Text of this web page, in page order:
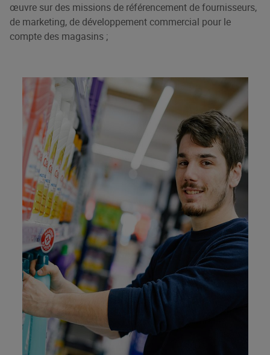
œuvre sur des missions de référencement de fournisseurs,
de marketing, de développement commercial pour le
compte des magasins ;